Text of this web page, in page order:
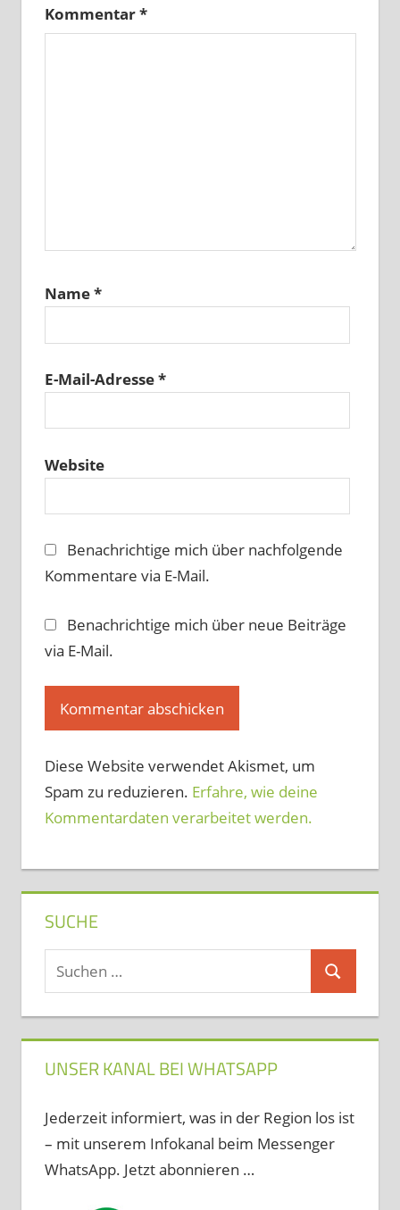
Kommentar*
Name*
E-Mail-Adresse*
Website
Benachrichtige mich über nachfolgende
Kommentare via E-Mail.
Benachrichtige mich über neue Beiträge
via E-Mail.
Diese Website verwendet Akismet, um
Spam zu reduzieren. Erfahre, wie deine
Kommentardaten verarbeitet werden.
SUCHE
Suchen
nach:
Suchen
UNSER KANAL BEI WHATSAPP
Jederzeit informiert, was in der Region los ist
– mit unserem Infokanal beim Messenger
WhatsApp. Jetzt abonnieren …